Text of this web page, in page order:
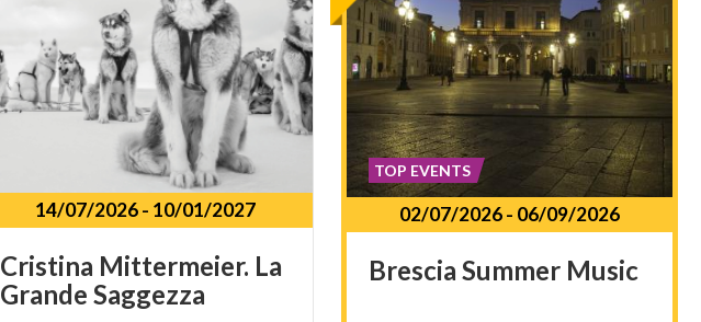
14/07/2026- 10/01/2027
Cristina Mittermeier. La
Grande Saggezza
02/07/2026- 06/09/2026
Brescia Summer Music
TOP EVENTS